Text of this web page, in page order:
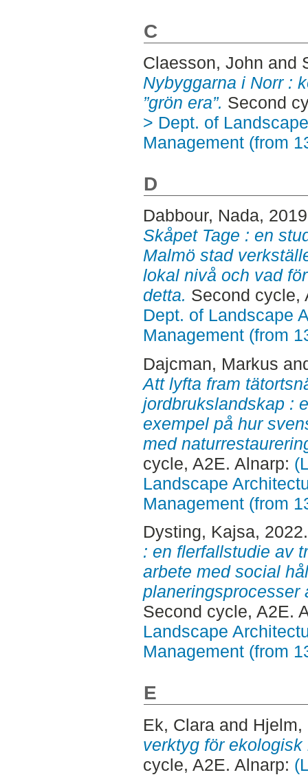
C
Claesson, John and
Nybyggarna i Norr :
”grön era”. Second
> Dept. of
Management (from
D
Dabbour, Nada,
Skåpet Tage : en
Malmö stad
lokal nivå och vad
detta. Second cycle,
Dept. of Landscape
Management (from
Dajcman, Markus
Att lyfta fram
jordbrukslandskap :
exempel på hur
med
cycle, A2E. Alnarp:
Landscape
Management (from
Dysting, Kajsa,
: en flerfallstudie av
arbete med social
planeringsprocesser
Second cycle, A2E.
Landscape
Management (from
E
Ek, Clara and Hjelm,
verktyg för
cycle, A2E. Alnarp: